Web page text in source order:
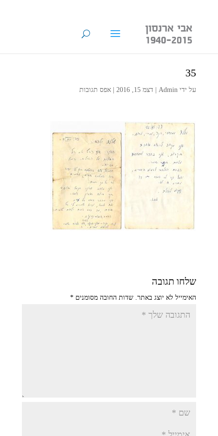
35
על ידי Admin
| דצמ 15, 2016 | אפס תגובות
שלחו תגובה
האימייל לא יוצג באתר. שדות החובה מסומנים *